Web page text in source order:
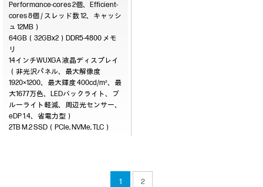
Performance-cores 2個、Efficient-
cores 8個 / スレッド数 12、キャッシ
ュ 12MB）
64GB（32GBx2）DDR5-4800
14インチWUXGA 液晶ディスプレイ
（非光沢パネル、最大解像度
1920×1200、最大輝度 400cd/m²、最
大1677万色、LEDバックライト、ブ
ルーライト軽減、周辺光センサー、
eDP 1.4、省電力型）
2TB M.2 SSD（PCIe, NVMe, TLC）
1 2